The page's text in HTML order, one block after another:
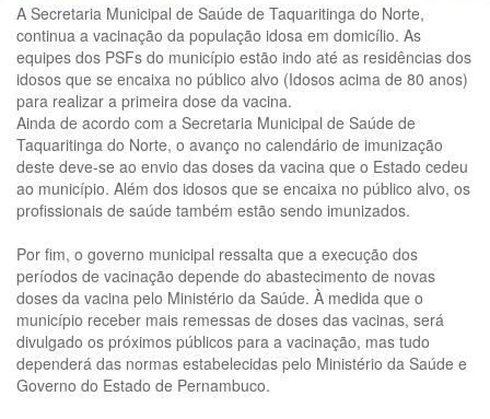
A Secretaria Municipal de Saúde de Taquaritinga do Norte,
continua a vacinação da população idosa em domicílio. As
equipes dos PSFs do município estão indo até as residências dos
idosos que se encaixa no público alvo (Idosos acima de 80 anos)
para realizar a primeira dose da vacina.
Ainda de acordo com a Secretaria Municipal de Saúde de
Taquaritinga do Norte, o avanço no calendário de imunização
deste deve-se ao envio das doses da vacina que o Estado cedeu
ao município. Além dos idosos que se encaixa no público alvo, os
profissionais de saúde também estão sendo imunizados.
Por fim, o governo municipal ressalta que a execução dos
períodos de vacinação depende do abastecimento de novas
doses da vacina pelo Ministério da Saúde. À medida que o
município receber mais remessas de doses das vacinas, será
divulgado os próximos públicos para a vacinação, mas tudo
dependerá das normas estabelecidas pelo Ministério da Saúde e
Governo do Estado de Pernambuco.